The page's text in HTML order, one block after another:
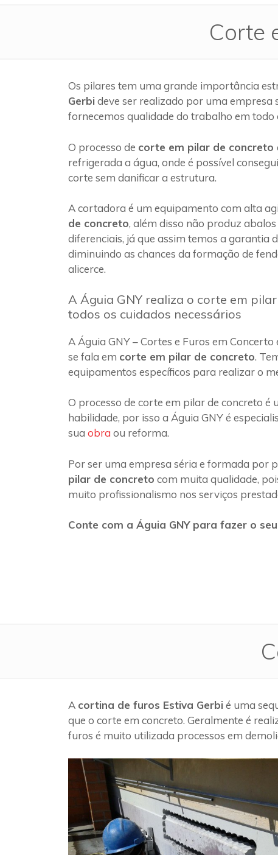
Corte
Os pilares tem uma grande importância
Gerbi deve ser realizado por uma empresa
fornecemos qualidade do trabalho em todo
O processo de corte em pilar de concreto
refrigerada a água, onde é possível
corte sem danificar a estrutura.
A cortadora é um equipamento com alta
de concreto, além disso não produz abalos
diferenciais, já que assim temos a garantia
diminuindo as chances da formação de
alicerce.
A Águia GNY realiza o corte em
todos os cuidados necessários
A Águia GNY – Cortes e Furos em
se fala em corte em pilar de concreto.
equipamentos específicos para realizar o
O processo de corte em pilar de concreto é
habilidade, por isso a Águia GNY é
sua obra ou reforma.
Por ser uma empresa séria e formada por
pilar de concreto com muita qualidade,
muito profissionalismo nos serviços
Conte com a Águia GNY para fazer o
A cortina de furos Estiva Gerbi é uma
que o corte em concreto. Geralmente é
furos é muito utilizada processos em